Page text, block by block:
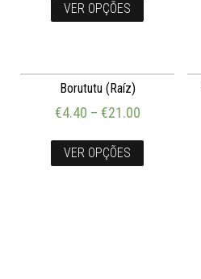
VER OPÇÕES
Borututu (Raíz)
€4.40 – €21.00
VER OPÇÕES